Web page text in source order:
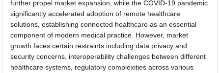
further propel market expansion, while the COVID-19 pandemic
significantly accelerated adoption of remote healthcare
solutions, establishing connected healthcare as an essential
component of modern medical practice. However, market
growth faces certain restraints including data privacy and
security concerns, interoperability challenges between different
healthcare systems, regulatory complexities across various